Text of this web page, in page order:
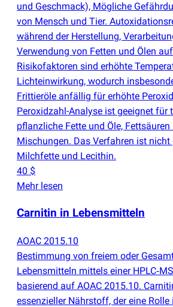
und Geschmack), Mögliche
von Mensch und Tier.
während der Herstellung,
Verwendung von Fetten und Ölen
Risikofaktoren sind erhöhte
Lichteinwirkung, wodurch
Frittieröle anfällig für erhöhte
Peroxidzahl-Analyse ist geeignet für
pflanzliche Fette und Öle, Fettsäuren
Mischungen. Das Verfahren ist nicht
Milchfette und Lecithin.
40 $
Mehr lesen
Carnitin in Lebensmitteln
AOAC 2015.10
Bestimmung von freiem oder
Lebensmitteln mittels einer
basierend auf AOAC 2015.10.
essenzieller Nährstoff, der eine Rolle